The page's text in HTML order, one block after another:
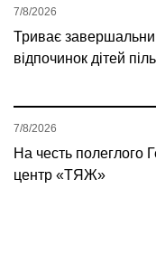
Триває
відпочинок дітей
7/8/2026
На честь полеглого
центр «ТЯЖ»
7/8/2026